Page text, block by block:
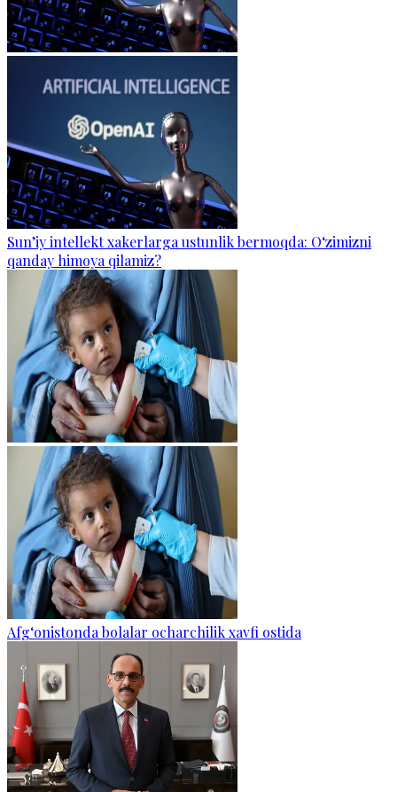
Sun’iy intellekt xakerlarga ustunlik bermoqda: O‘zimizni
qanday himoya qilamiz?
Afg‘onistonda bolalar ocharchilik xavfi ostida